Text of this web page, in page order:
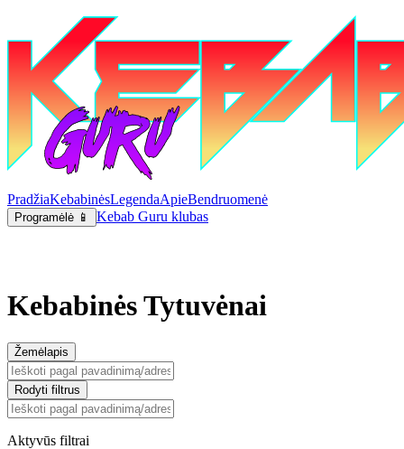
PradžiaKebabinėsLegendaApieBendruomenė
Programėlė 📱 Kebab Guru klubas
Kebabinės Tytuvėnai
Žemėlapis
Rodyti filtrus
Aktyvūs filtrai